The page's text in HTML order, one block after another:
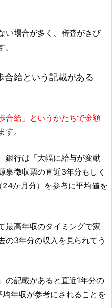
い場合が多く、審査がきび
合給という記載がある
歩合給」というかたちで金額
す。
銀行は「大幅に給与が変動
泉徴収票の直近3年分もしく
か月分）を参考に平均値を
最高年収のタイミングで家
の3年分の収入を見られてう
の記載があると直近1年分の
年収が参考にされることを